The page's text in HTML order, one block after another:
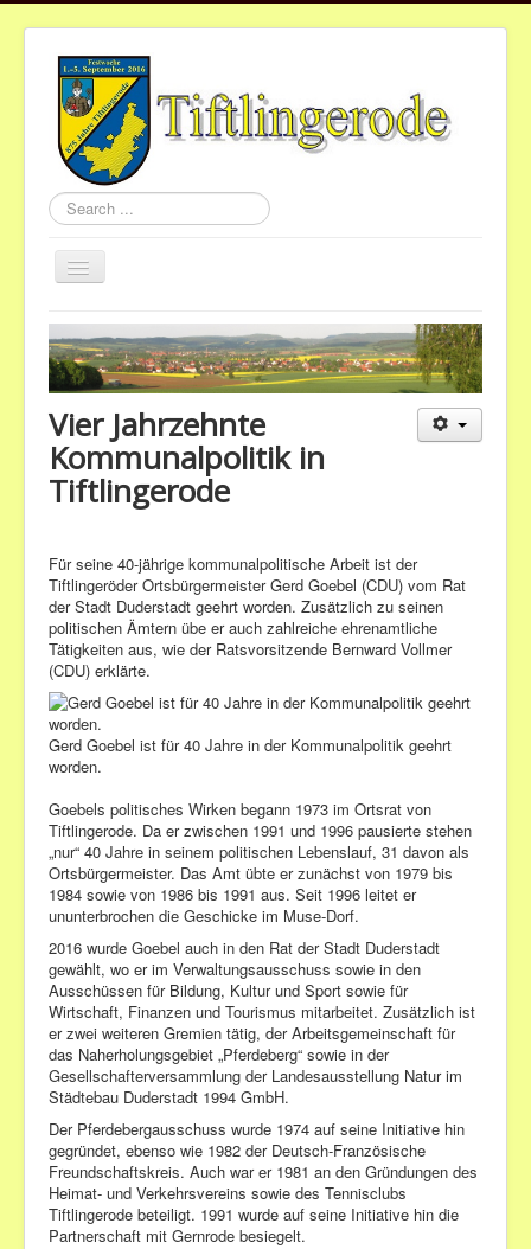
Search
...
Toggle
Navigation
Home
Aktuelles
Vereine
St.Nikolaus
Bilder
Veranstaltungen
Vier Jahrzehnte
Kommunalpolitik in
Tiftlingerode
Für seine 40-jährige kommunalpolitische Arbeit ist der
Tiftlingeröder Ortsbürgermeister Gerd Goebel (CDU) vom Rat
der Stadt Duderstadt geehrt worden. Zusätzlich zu seinen
politischen Ämtern übe er auch zahlreiche ehrenamtliche
Tätigkeiten aus, wie der Ratsvorsitzende Bernward Vollmer
(CDU) erklärte.
Gerd Goebel ist für 40 Jahre in der Kommunalpolitik geehrt
worden.
Goebels politisches Wirken begann 1973 im Ortsrat von
Tiftlingerode. Da er zwischen 1991 und 1996 pausierte stehen
„nur“ 40 Jahre in seinem politischen Lebenslauf, 31 davon als
Ortsbürgermeister. Das Amt übte er zunächst von 1979 bis
1984 sowie von 1986 bis 1991 aus. Seit 1996 leitet er
ununterbrochen die Geschicke im Muse-Dorf.
2016 wurde Goebel auch in den Rat der Stadt Duderstadt
gewählt, wo er im Verwaltungsausschuss sowie in den
Ausschüssen für Bildung, Kultur und Sport sowie für
Wirtschaft, Finanzen und Tourismus mitarbeitet. Zusätzlich ist
er zwei weiteren Gremien tätig, der Arbeitsgemeinschaft für
das Naherholungsgebiet „Pferdeberg“ sowie in der
Gesellschafterversammlung der Landesausstellung Natur im
Städtebau Duderstadt 1994 GmbH.
Der Pferdebergausschuss wurde 1974 auf seine Initiative hin
gegründet, ebenso wie 1982 der Deutsch-Französische
Freundschaftskreis. Auch war er 1981 an den Gründungen des
Heimat- und Verkehrsvereins sowie des Tennisclubs
Tiftlingerode beteiligt. 1991 wurde auf seine Initiative hin die
Partnerschaft mit Gernrode besiegelt.